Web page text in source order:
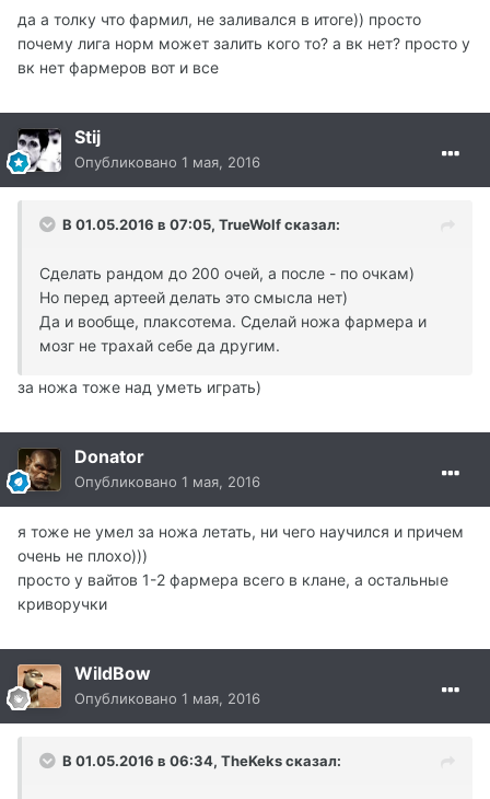
да а толку что фармил, не заливался в итоге)) просто
почему лига норм может залить кого то? а вк нет? просто у
вк нет фармеров вот и все
Stij
Опубликовано 1 мая, 2016
В 01.05.2016 в 07:05, TrueWolf сказал:
Сделать рандом до 200 очей, а после - по очкам)
Но перед артеей делать это смысла нет)
Да и вообще, плаксотема. Сделай ножа фармера и
мозг не трахай себе да другим.
за ножа тоже над уметь играть)
Donator
Опубликовано 1 мая, 2016
я тоже не умел за ножа летать, ни чего научился и причем
очень не плохо)))
просто у вайтов 1-2 фармера всего в клане, а остальные
криворучки
WildBow
Опубликовано 1 мая, 2016
В 01.05.2016 в 06:34, TheKeks сказал: